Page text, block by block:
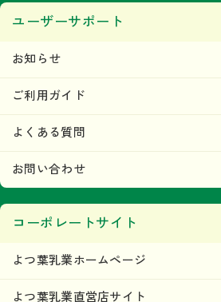
ユーザーサポート
お知らせ
ご利用ガイド
よくある質問
お問い合わせ
コーポレートサイト
よつ葉乳業ホームページ
よつ葉乳業直営店サイト